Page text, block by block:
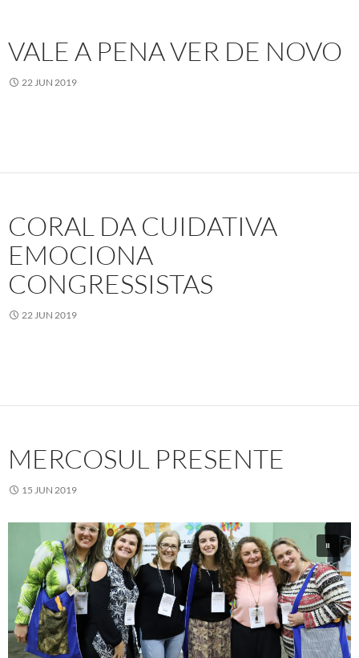
VALE A PENA VER DE NOVO
22 JUN 2019
CORAL DA CUIDATIVA
EMOCIONA
CONGRESSISTAS
22 JUN 2019
MERCOSUL PRESENTE
15 JUN 2019